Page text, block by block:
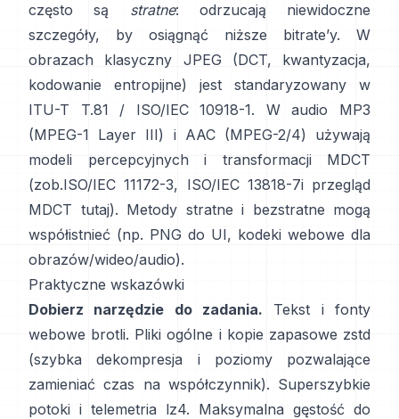
często są stratne: odrzucają niewidoczne
szczegóły, by osiągnąć niższe bitrate’y. W
obrazach klasyczny JPEG (DCT, kwantyzacja,
kodowanie entropijne) jest standaryzowany w
ITU-T T.81 / ISO/IEC 10918-1. W audio MP3
(MPEG-1 Layer III) i AAC (MPEG-2/4) używają
modeli percepcyjnych i transformacji MDCT
(zob.ISO/IEC 11172-3, ISO/IEC 13818-7i przegląd
MDCT tutaj). Metody stratne i bezstratne mogą
współistnieć (np. PNG do UI, kodeki webowe dla
obrazów/wideo/audio).
Praktyczne wskazówki
Dobierz narzędzie do zadania. Tekst i fonty
webowe brotli. Pliki ogólne i kopie zapasowe zstd
(szybka dekompresja i poziomy pozwalające
zamieniać czas na współczynnik). Superszybkie
potoki i telemetria lz4. Maksymalna gęstość do